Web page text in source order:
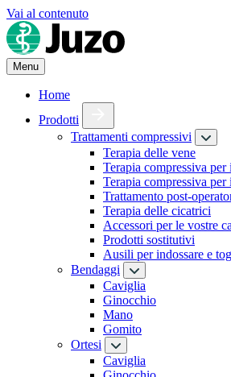
Vai al contenuto
Menu
Home
Prodotti
Trattamenti compressivi
Terapia delle vene
Terapia compressiva
Terapia compressiva per
Trattamento post-
Terapia delle cicatrici
Accessori per le vostre
Prodotti sostitutivi
Ausili per indossare e
Bendaggi
Caviglia
Ginocchio
Mano
Gomito
Ortesi
Caviglia